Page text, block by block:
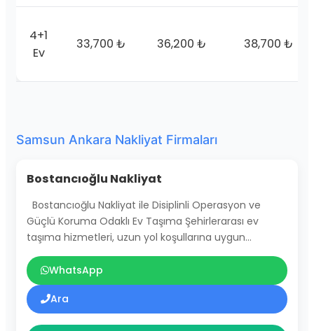
4+1
Ev
33,700 ₺ 36,200 ₺ 38,700 ₺
Samsun Ankara Nakliyat Firmaları
Bostancıoğlu Nakliyat
Bostancıoğlu Nakliyat ile Disiplinli Operasyon ve
Güçlü Koruma Odaklı Ev Taşıma Şehirlerarası ev
taşıma hizmetleri, uzun yol koşullarına uygun…
WhatsApp
Ara